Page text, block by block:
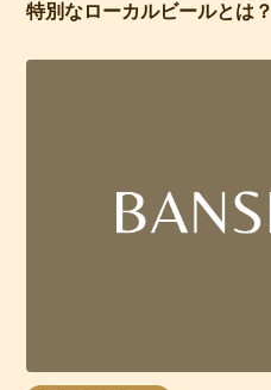
特別なローカルビールとは？